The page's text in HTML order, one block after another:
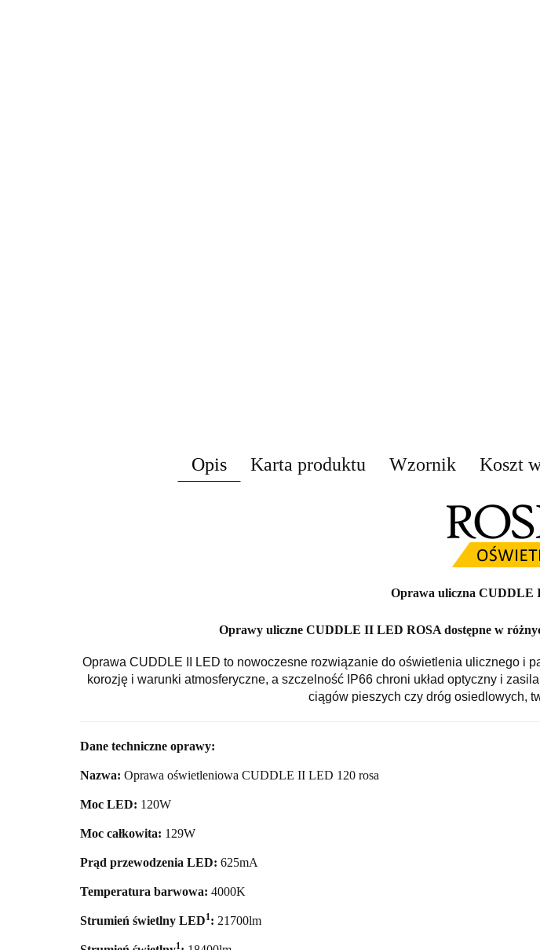
Opis Karta produktu Wzornik Koszt
Oprawa uliczna CUDDLE
Oprawy uliczne CUDDLE II LED ROSA dostępne w
Oprawa CUDDLE II LED to nowoczesne rozwiązanie do oświetlenia ulicznego i
korozję i warunki atmosferyczne, a szczelność IP66 chroni układ optyczny i
ciągów pieszych czy dróg osiedlowych,
Dane techniczne oprawy:
Nazwa: Oprawa oświetleniowa CUDDLE II LED 120 rosa
Moc LED: 120W
Moc całkowita: 129W
Prąd przewodzenia LED: 625mA
Temperatura barwowa: 4000K
Strumień świetlny LED1: 21700lm
1